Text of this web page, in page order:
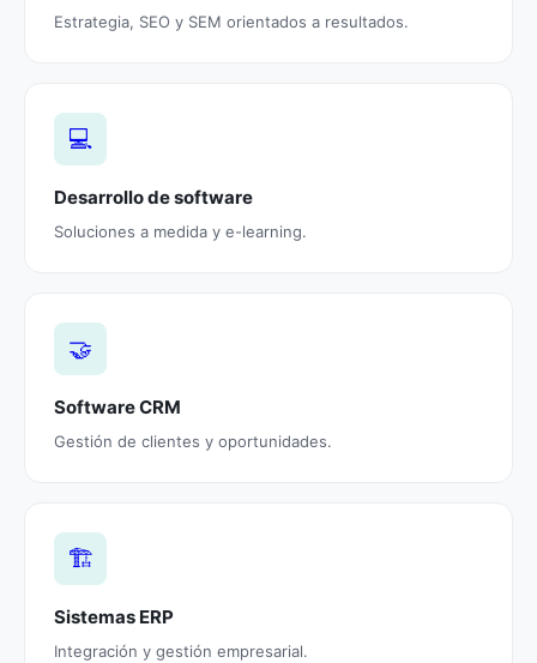
Estrategia, SEO y SEM orientados a resultados.
💻
Desarrollo de software
Soluciones a medida y e-learning.
🤝
Software CRM
Gestión de clientes y oportunidades.
🏗️
Sistemas ERP
Integración y gestión empresarial.